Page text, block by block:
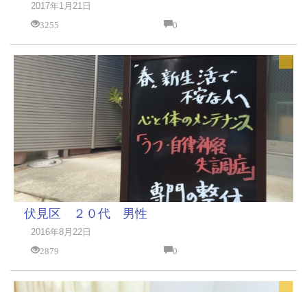
2017年1月21日
3255
0
伏見区 ２０代 男性
2016年8月22日
2879
0